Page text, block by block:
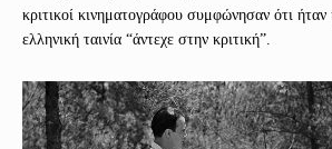
κριτικοί κινηματογράφου συμφώνησαν ότι
ελληνική ταινία “άντεχε στην κριτική”.